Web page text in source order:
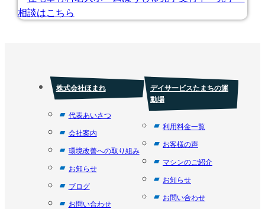
株式会社ほまれ
代表あいさつ
会社案内
環境改善への取り組み
お知らせ
ブログ
お問い合わせ
デイサービスたまちの運
動場
利用料金一覧
お客様の声
マシンのご紹介
お知らせ
お問い合わせ